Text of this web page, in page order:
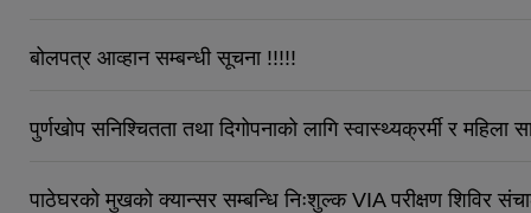
बोलपत्र आव्हान सम्बन्धी सूचना !!!!!
पुर्णखोप सनिश्चितता तथा दिगोपनाको लागि स्वास्थ्यक्रर्मी र
पाठेघरको मुखको क्यान्सर सम्बन्धि निःशुल्क VIA परीक्षण शिविर